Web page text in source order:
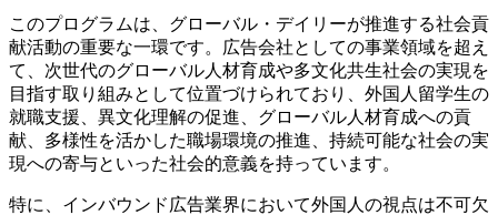
このプログラムは、グローバル・デイリーが推進する社会貢
献活動の重要な一環です。広告会社としての事業領域を超え
て、次世代のグローバル人材育成や多文化共生社会の実現を
目指す取り組みとして位置づけられており、外国人留学生の
就職支援、異文化理解の促進、グローバル人材育成への貢
献、多様性を活かした職場環境の推進、持続可能な社会の実
現への寄与といった社会的意義を持っています。
特に、インバウンド広告業界において外国人の視点は不可欠